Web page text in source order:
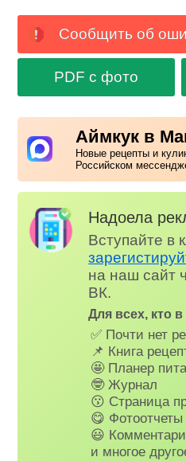
Сообщить об
PDF с фото
Аймкук в
Новые рецепты и
Российском
Надоела
Вступайте в
на наш сайт
ВК.
Для всех, кто в
✅ Почти нет
📌 Книга
🤩 Планер
🤓 Журнал
😗 Страница
😋 Фотоотчеты
😃
и многое